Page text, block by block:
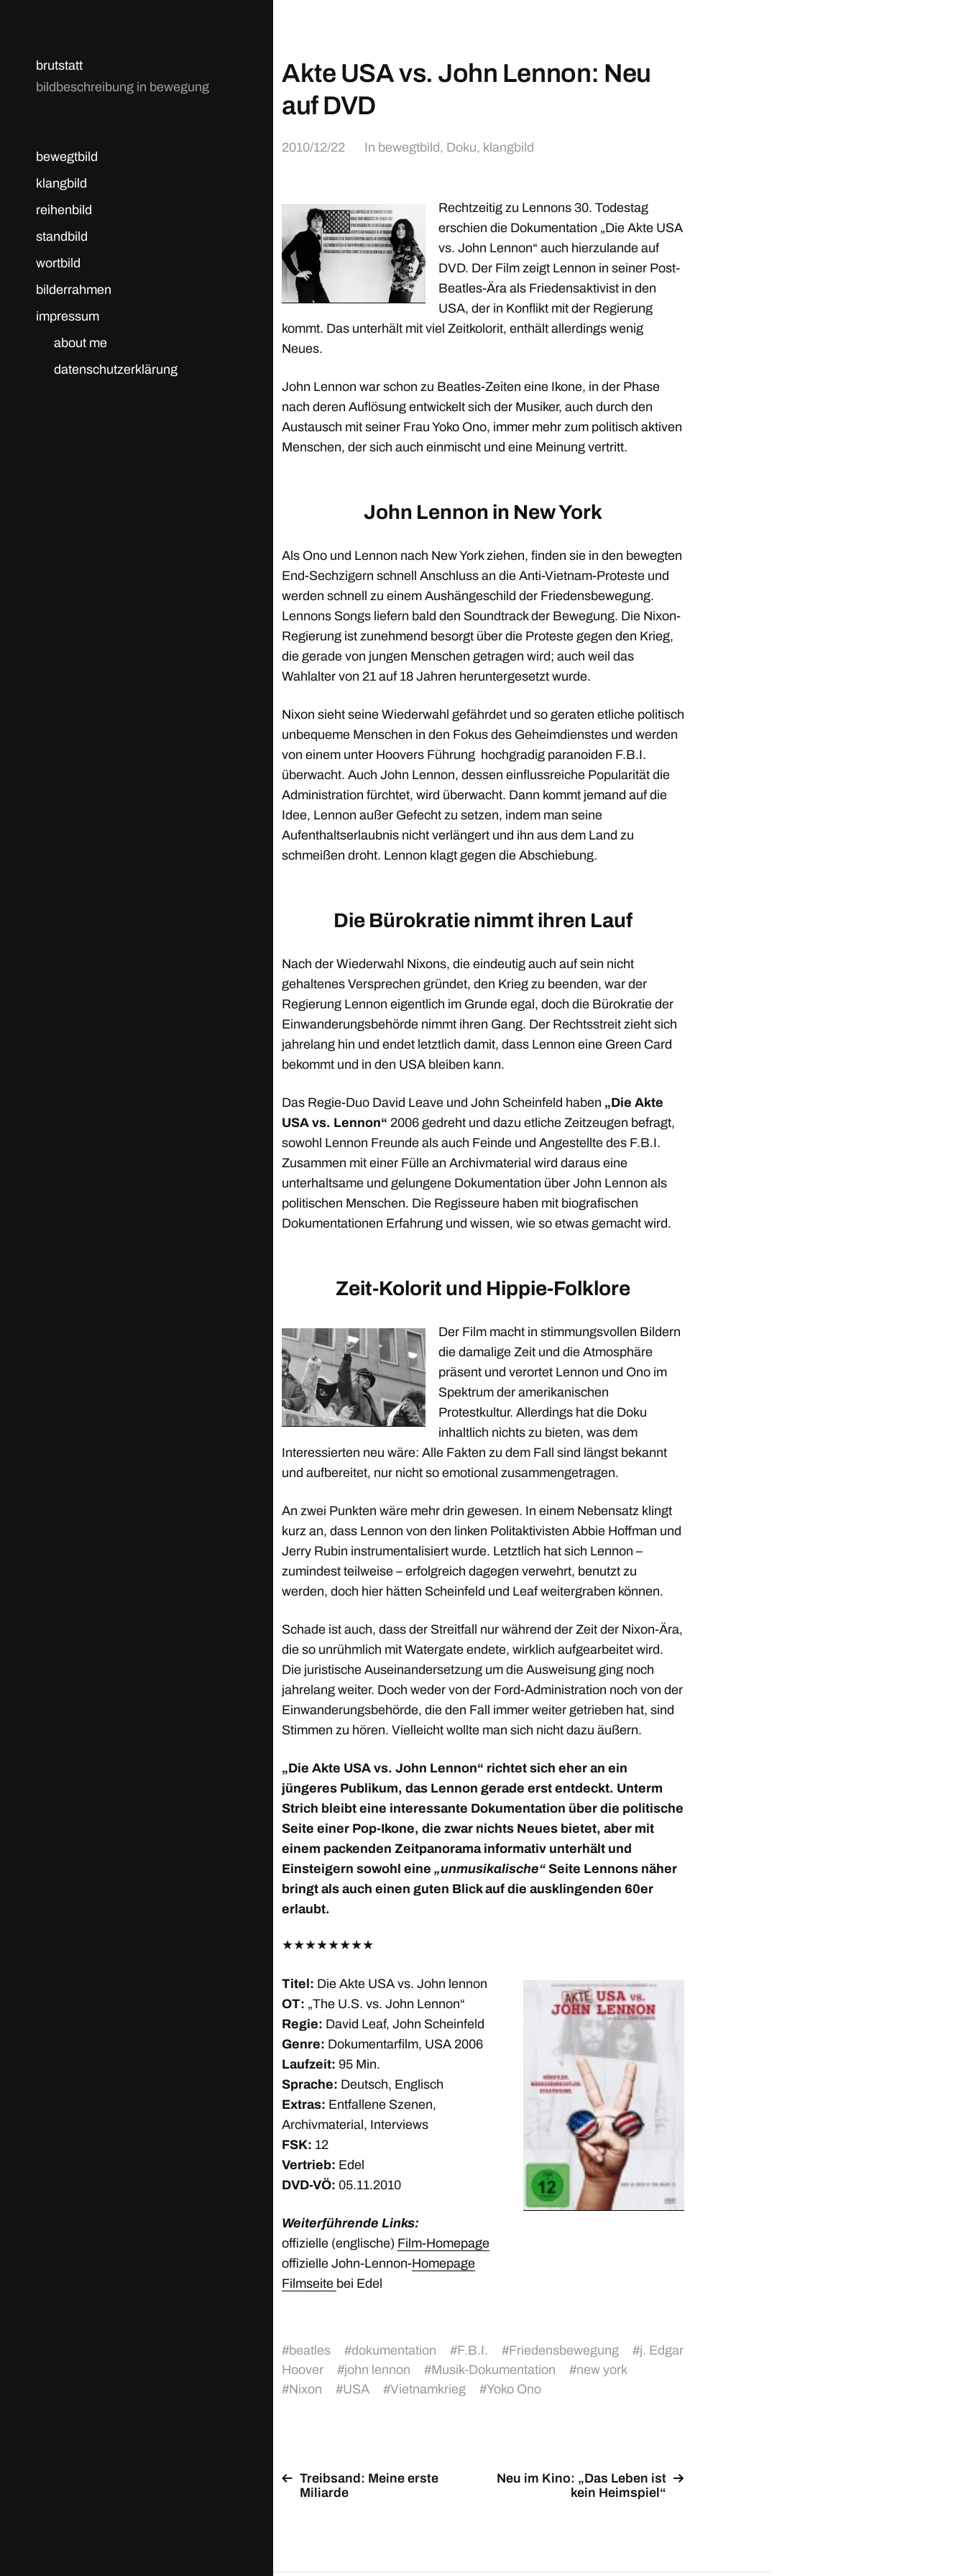
brutstatt
bildbeschreibung in bewegung
bewegtbild
klangbild
reihenbild
standbild
wortbild
bilderrahmen
impressum
about me
datenschutzerklärung
Akte USA vs. John Lennon: Neu
auf DVD
2010/12/22 In bewegtbild, Doku, klangbild
Rechtzeitig zu Lennons 30. Todestag
erschien die Dokumentation „Die Akte USA
vs. John Lennon“ auch hierzulande auf
DVD. Der Film zeigt Lennon in seiner Post-
Beatles-Ära als Friedensaktivist in den
USA, der in Konflikt mit der Regierung
kommt. Das unterhält mit viel Zeitkolorit, enthält allerdings wenig
Neues.
John Lennon war schon zu Beatles-Zeiten eine Ikone, in der Phase
nach deren Auflösung entwickelt sich der Musiker, auch durch den
Austausch mit seiner Frau Yoko Ono, immer mehr zum politisch aktiven
Menschen, der sich auch einmischt und eine Meinung vertritt.
John Lennon in New York
Als Ono und Lennon nach New York ziehen, finden sie in den bewegten
End-Sechzigern schnell Anschluss an die Anti-Vietnam-Proteste und
werden schnell zu einem Aushängeschild der Friedensbewegung.
Lennons Songs liefern bald den Soundtrack der Bewegung. Die Nixon-
Regierung ist zunehmend besorgt über die Proteste gegen den Krieg,
die gerade von jungen Menschen getragen wird; auch weil das
Wahlalter von 21 auf 18 Jahren heruntergesetzt wurde.
Nixon sieht seine Wiederwahl gefährdet und so geraten etliche politisch
unbequeme Menschen in den Fokus des Geheimdienstes und werden
von einem unter Hoovers Führung hochgradig paranoiden F.B.I.
überwacht. Auch John Lennon, dessen einflussreiche Popularität die
Administration fürchtet, wird überwacht. Dann kommt jemand auf die
Idee, Lennon außer Gefecht zu setzen, indem man seine
Aufenthaltserlaubnis nicht verlängert und ihn aus dem Land zu
schmeißen droht. Lennon klagt gegen die Abschiebung.
Die Bürokratie nimmt ihren Lauf
Nach der Wiederwahl Nixons, die eindeutig auch auf sein nicht
gehaltenes Versprechen gründet, den Krieg zu beenden, war der
Regierung Lennon eigentlich im Grunde egal, doch die Bürokratie der
Einwanderungsbehörde nimmt ihren Gang. Der Rechtsstreit zieht sich
jahrelang hin und endet letztlich damit, dass Lennon eine Green Card
bekommt und in den USA bleiben kann.
Das Regie-Duo David Leave und John Scheinfeld haben „Die Akte
USA vs. Lennon“ 2006 gedreht und dazu etliche Zeitzeugen befragt,
sowohl Lennon Freunde als auch Feinde und Angestellte des F.B.I.
Zusammen mit einer Fülle an Archivmaterial wird daraus eine
unterhaltsame und gelungene Dokumentation über John Lennon als
politischen Menschen. Die Regisseure haben mit biografischen
Dokumentationen Erfahrung und wissen, wie so etwas gemacht wird.
Zeit-Kolorit und Hippie-Folklore
Der Film macht in stimmungsvollen Bildern
die damalige Zeit und die Atmosphäre
präsent und verortet Lennon und Ono im
Spektrum der amerikanischen
Protestkultur. Allerdings hat die Doku
inhaltlich nichts zu bieten, was dem
Interessierten neu wäre: Alle Fakten zu dem Fall sind längst bekannt
und aufbereitet, nur nicht so emotional zusammengetragen.
An zwei Punkten wäre mehr drin gewesen. In einem Nebensatz klingt
kurz an, dass Lennon von den linken Politaktivisten Abbie Hoffman und
Jerry Rubin instrumentalisiert wurde. Letztlich hat sich Lennon –
zumindest teilweise – erfolgreich dagegen verwehrt, benutzt zu
werden, doch hier hätten Scheinfeld und Leaf weitergraben können.
Schade ist auch, dass der Streitfall nur während der Zeit der Nixon-Ära,
die so unrühmlich mit Watergate endete, wirklich aufgearbeitet wird.
Die juristische Auseinandersetzung um die Ausweisung ging noch
jahrelang weiter. Doch weder von der Ford-Administration noch von der
Einwanderungsbehörde, die den Fall immer weiter getrieben hat, sind
Stimmen zu hören. Vielleicht wollte man sich nicht dazu äußern.
„Die Akte USA vs. John Lennon“ richtet sich eher an ein
jüngeres Publikum, das Lennon gerade erst entdeckt. Unterm
Strich bleibt eine interessante Dokumentation über die politische
Seite einer Pop-Ikone, die zwar nichts Neues bietet, aber mit
einem packenden Zeitpanorama informativ unterhält und
Einsteigern sowohl eine „unmusikalische“ Seite Lennons näher
bringt als auch einen guten Blick auf die ausklingenden 60er
erlaubt.
★★★★★★★★
Titel: Die Akte USA vs. John lennon
OT: „The U.S. vs. John Lennon“
Regie: David Leaf, John Scheinfeld
Genre: Dokumentarfilm, USA 2006
Laufzeit: 95 Min.
Sprache: Deutsch, Englisch
Extras: Entfallene Szenen,
Archivmaterial, Interviews
FSK: 12
Vertrieb: Edel
DVD-VÖ: 05.11.2010
Weiterführende Links:
offizielle (englische) Film-Homepage
offizielle John-Lennon-Homepage
Filmseite bei Edel
#beatles #dokumentation #F.B.I. #Friedensbewegung #j. Edgar
Hoover
#john lennon #Musik-Dokumentation #new york
#Nixon #USA #Vietnamkrieg #Yoko Ono
Treibsand: Meine erste
Miliarde
Neu im Kino: „Das Leben ist
kein Heimspiel“